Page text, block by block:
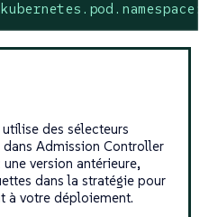
des sélecteurs
Admission Controller
version antérieure,
dans la stratégie pour
à votre déploiement.